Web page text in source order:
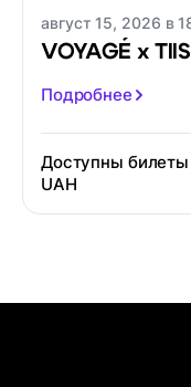
август 15, 2026 в
VOYAGÉ x
Подробнее
Доступны
UAH